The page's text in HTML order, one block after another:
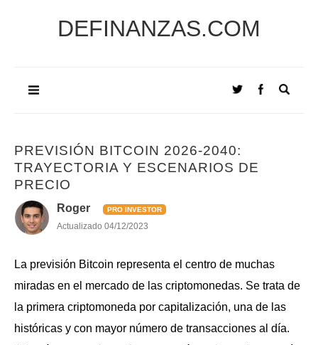
DEFINANZAS.COM
PREVISIÓN BITCOIN 2026-2040:
TRAYECTORIA Y ESCENARIOS DE
PRECIO
Roger PRO INVESTOR
Actualizado 04/12/2023
La previsión Bitcoin representa el centro de muchas
miradas en el mercado de las criptomonedas. Se trata de
la primera criptomoneda por capitalización, una de las
históricas y con mayor número de transacciones al día.